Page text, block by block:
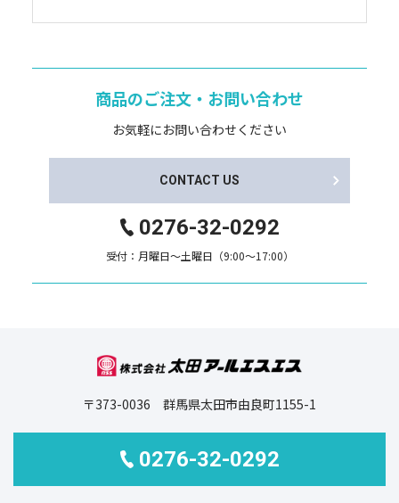
商品のご注文・お問い合わせ
お気軽にお問い合わせください
CONTACT US
0276-32-0292
受付：月曜日～土曜日（9:00～17:00）
〒373-0036 群馬県太田市由良町1155-1
0276-32-0292